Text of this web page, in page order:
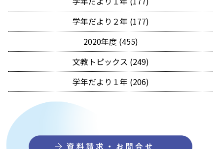
学年だより２年 (177)
2020年度 (455)
文教トピックス (249)
学年だより１年 (206)